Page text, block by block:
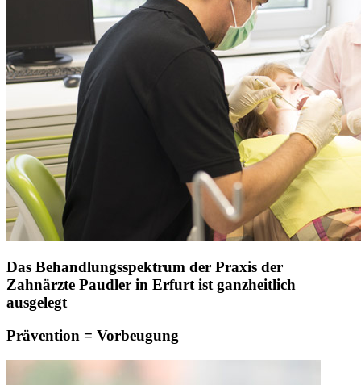
Das Behandlungsspektrum der Praxis der
Zahnärzte Paudler in Erfurt ist ganzheitlich
ausgelegt
Prävention = Vorbeugung